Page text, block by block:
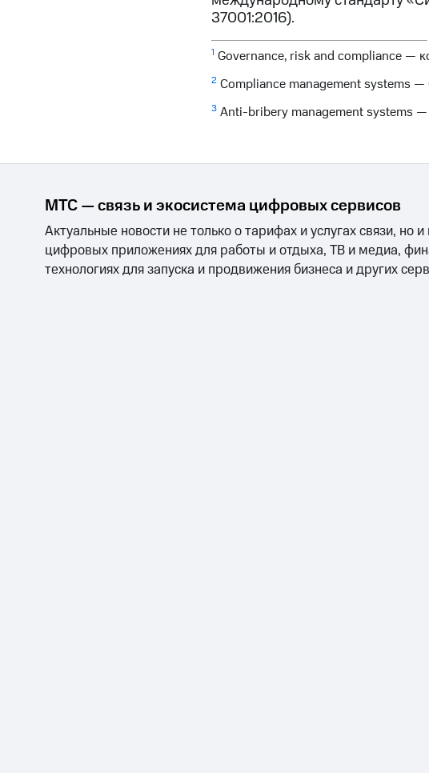
37001:2016).
1 Governance, risk and compliance —
2 Compliance management systems —
3 Anti-bribery management systems
МТС — связь и экосистема цифровых сервисов
Актуальные новости не только о тарифах и услугах связи, но
цифровых приложениях для работы и отдыха, ТВ и медиа,
технологиях для запуска и продвижения бизнеса и других